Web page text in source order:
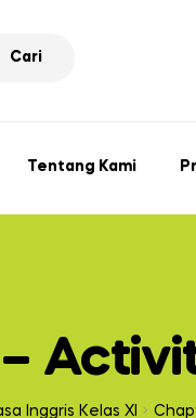
Cari
Tentang Kami
Inggris Kelas XI